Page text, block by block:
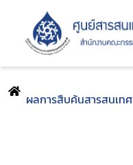
ผลการสืบค้นสารสนเทศ